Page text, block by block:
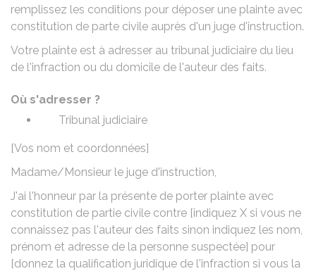
remplissez les conditions pour déposer une plainte avec
constitution de parte civile auprès d'un juge d'instruction.
Votre plainte est à adresser au tribunal judiciaire du lieu
de l'infraction ou du domicile de l'auteur des faits.
Où s'adresser ?
Tribunal judiciaire
[Vos nom et coordonnées]
Madame/Monsieur le juge d'instruction,
J'ai l'honneur par la présente de porter plainte avec
constitution de partie civile contre [indiquez X si vous ne
connaissez pas l'auteur des faits sinon indiquez les nom,
prénom et adresse de la personne suspectée] pour
[donnez la qualification juridique de l'infraction si vous la